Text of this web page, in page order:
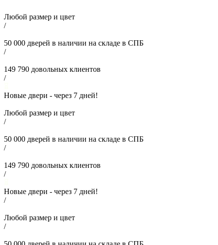
Любой размер и цвет
/
50 000 дверей в наличии на складе в СПБ
/
149 790 довольных клиентов
/
Новые двери - через 7 дней!
Любой размер и цвет
/
50 000 дверей в наличии на складе в СПБ
/
149 790 довольных клиентов
/
Новые двери - через 7 дней!
/
Любой размер и цвет
/